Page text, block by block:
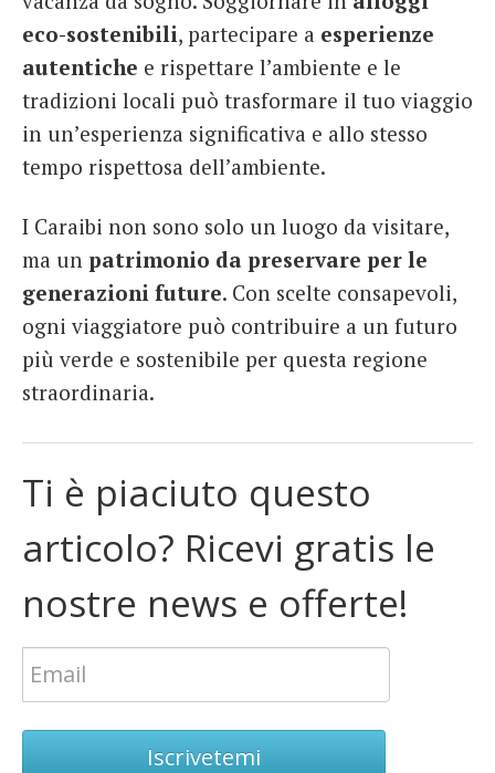
eco-sostenibili, partecipare a esperienze
autentiche e rispettare l’ambiente e le
tradizioni locali può trasformare il tuo viaggio
in un’esperienza significativa e allo stesso
tempo rispettosa dell’ambiente.
I Caraibi non sono solo un luogo da visitare,
ma un patrimonio da preservare per le
generazioni future. Con scelte consapevoli,
ogni viaggiatore può contribuire a un futuro
più verde e sostenibile per questa regione
straordinaria.
Ti è piaciuto questo
articolo? Ricevi gratis le
nostre news e offerte!
Iscrivetemi